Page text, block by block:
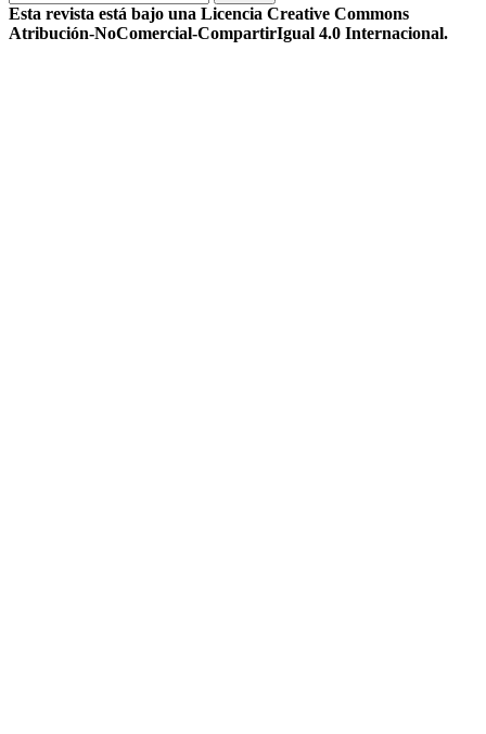
Esta revista está bajo una Licencia Creative Commons
Atribución-NoComercial-CompartirIgual 4.0 Internacional.